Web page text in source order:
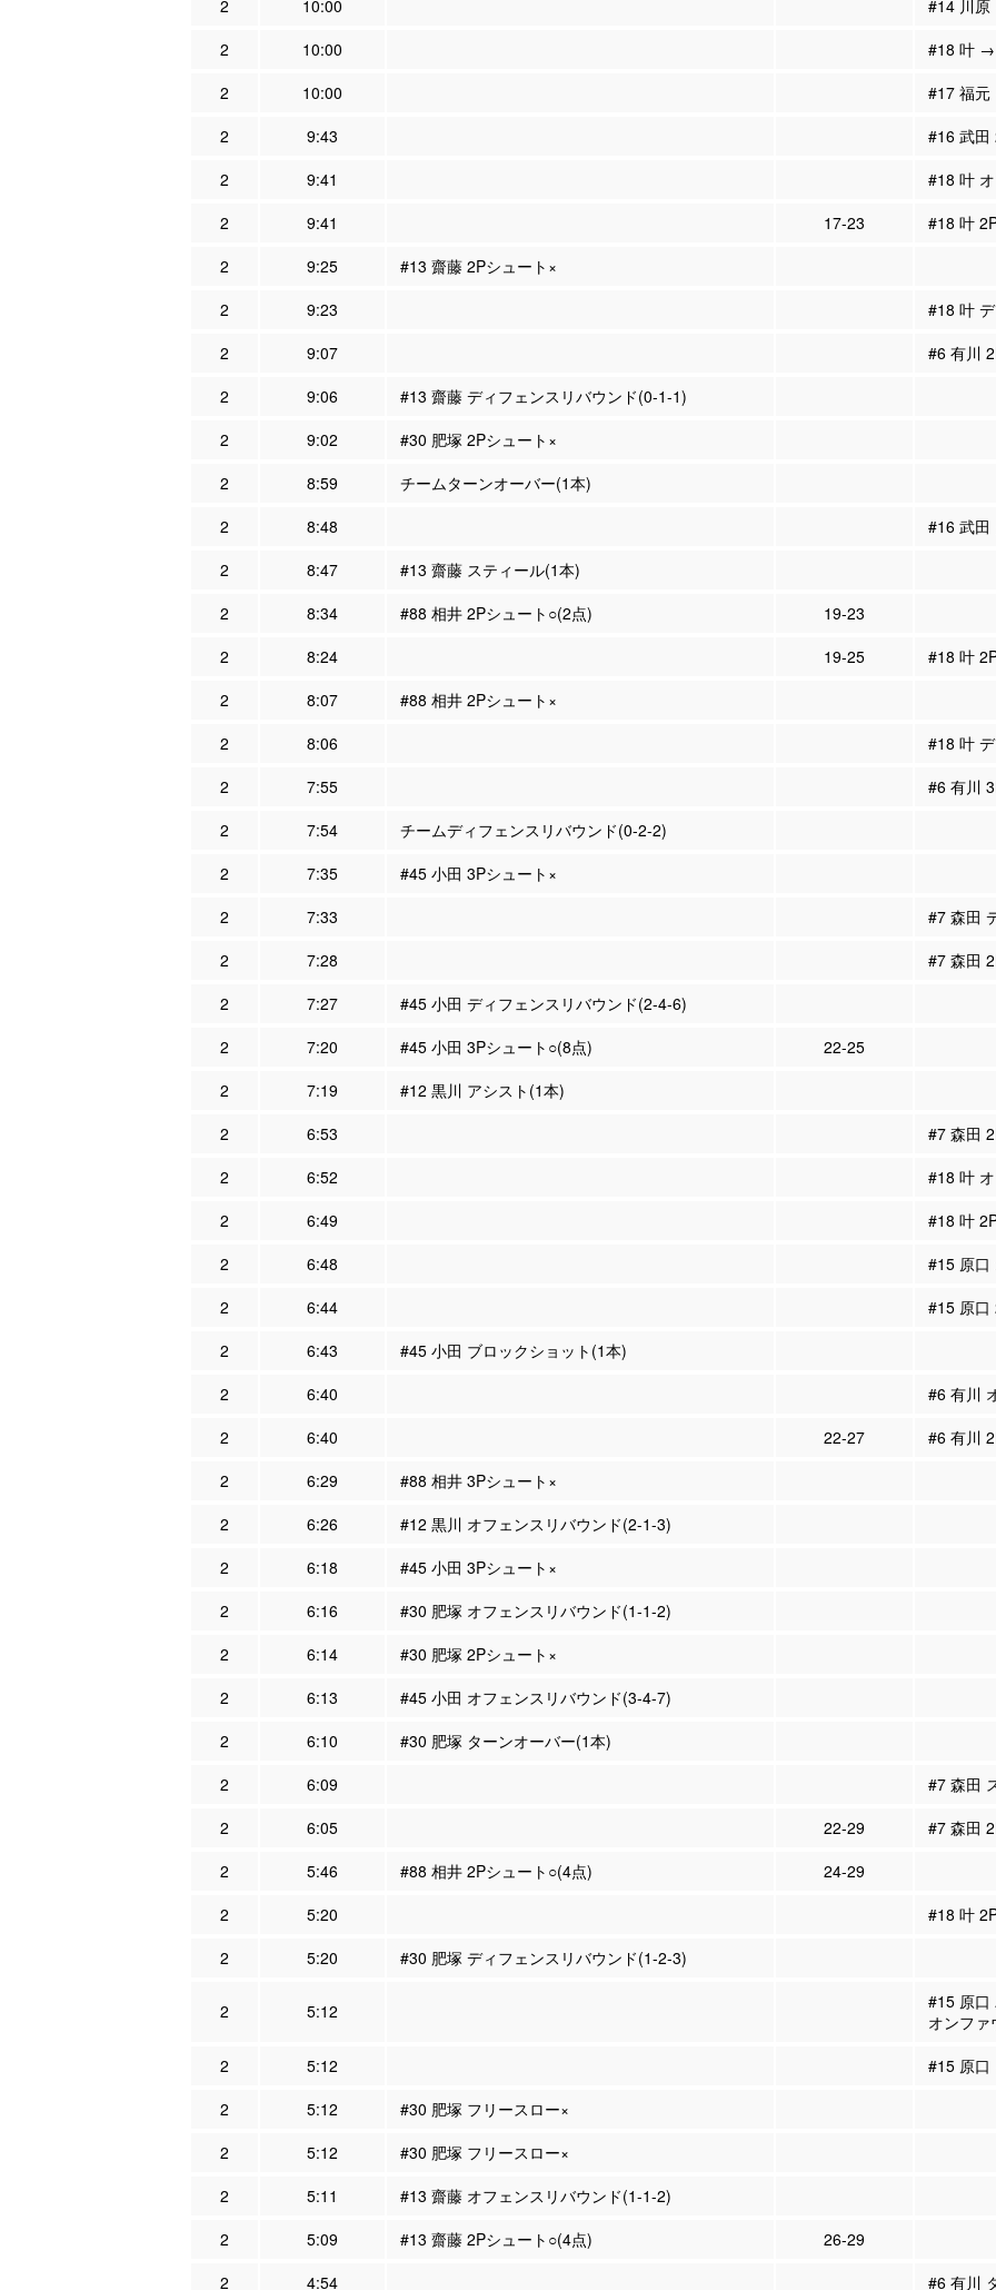
2
10:00
#14 川
2
10:00
#18 叶
2
10:00
#17 福
2
9:43
#16 武田
2
9:41
#18 叶
2
9:41 17-23
#18 叶
2
9:25
#13 齋藤 2Pシュート×
2
9:23
#18 叶
2
9:07
#6 有川
2
9:06
#13 齋藤 ディフェンスリバウンド(0-1-1)
2
9:02
#30 肥塚 2Pシュート×
2
8:59
チームターンオーバー(1本)
2
8:48
#16 武田
2
8:47
#13 齋藤 スティール(1本)
2
8:34 #88 相井 2Pシュート○(2点)
19-23
2
8:24 19-25
#18 叶
2
8:07
#88 相井 2Pシュート×
2
8:06
#18 叶
2
7:55
#6 有川
2
7:54
チームディフェンスリバウンド(0-2-2)
2
7:35
#45 小田 3Pシュート×
2
7:33
#7 森田
2
7:28
#7 森田
2
7:27
#45 小田 ディフェンスリバウンド(2-4-6)
2
7:20 #45 小田 3Pシュート○(8点)
22-25
2
7:19
#12 黒川 アシスト(1本)
2
6:53
#7 森田
2
6:52
#18 叶
2
6:49
#18 叶
2
6:48
#15 原口
2
6:44
#15 原口
2
6:43
#45 小田 ブロックショット(1本)
2
6:40
#6 有川
2
6:40 22-27
#6 有川
2
6:29
#88 相井 3Pシュート×
2
6:26
#12 黒川 オフェンスリバウンド(2-1-3)
2
6:18
#45 小田 3Pシュート×
2
6:16
#30 肥塚 オフェンスリバウンド(1-1-2)
2
6:14
#30 肥塚 2Pシュート×
2
6:13
#45 小田 オフェンスリバウンド(3-4-7)
2
6:10
#30 肥塚 ターンオーバー(1本)
2
6:09
#7 森田
2
6:05 22-29
#7 森田
2
5:46 #88 相井 2Pシュート○(4点)
24-29
2
5:20
#18 叶
2
5:20 #30 肥塚 ディフェンスリバウンド(1-2-3)
2 5:12
#15 原口
オンファ
2
5:12
#15 原
2
5:12
#30 肥塚 フリースロー×
2
5:12
#30 肥塚 フリースロー×
2
5:11
#13 齋藤 オフェンスリバウンド(1-1-2)
2
5:09 #13 齋藤 2Pシュート○(4点)
26-29
2
4:54 #6 有川